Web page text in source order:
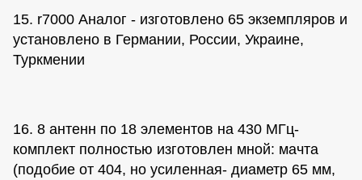
15. r7000 Аналог - изготовлено 65 экземпляров и
установлено в Германии, России, Украине,
Туркмении
16. 8 антенн по 18 элементов на 430 МГц-
комплект полностью изготовлен мной: мачта
(подобие от 404, но усиленная- диаметр 65 мм,